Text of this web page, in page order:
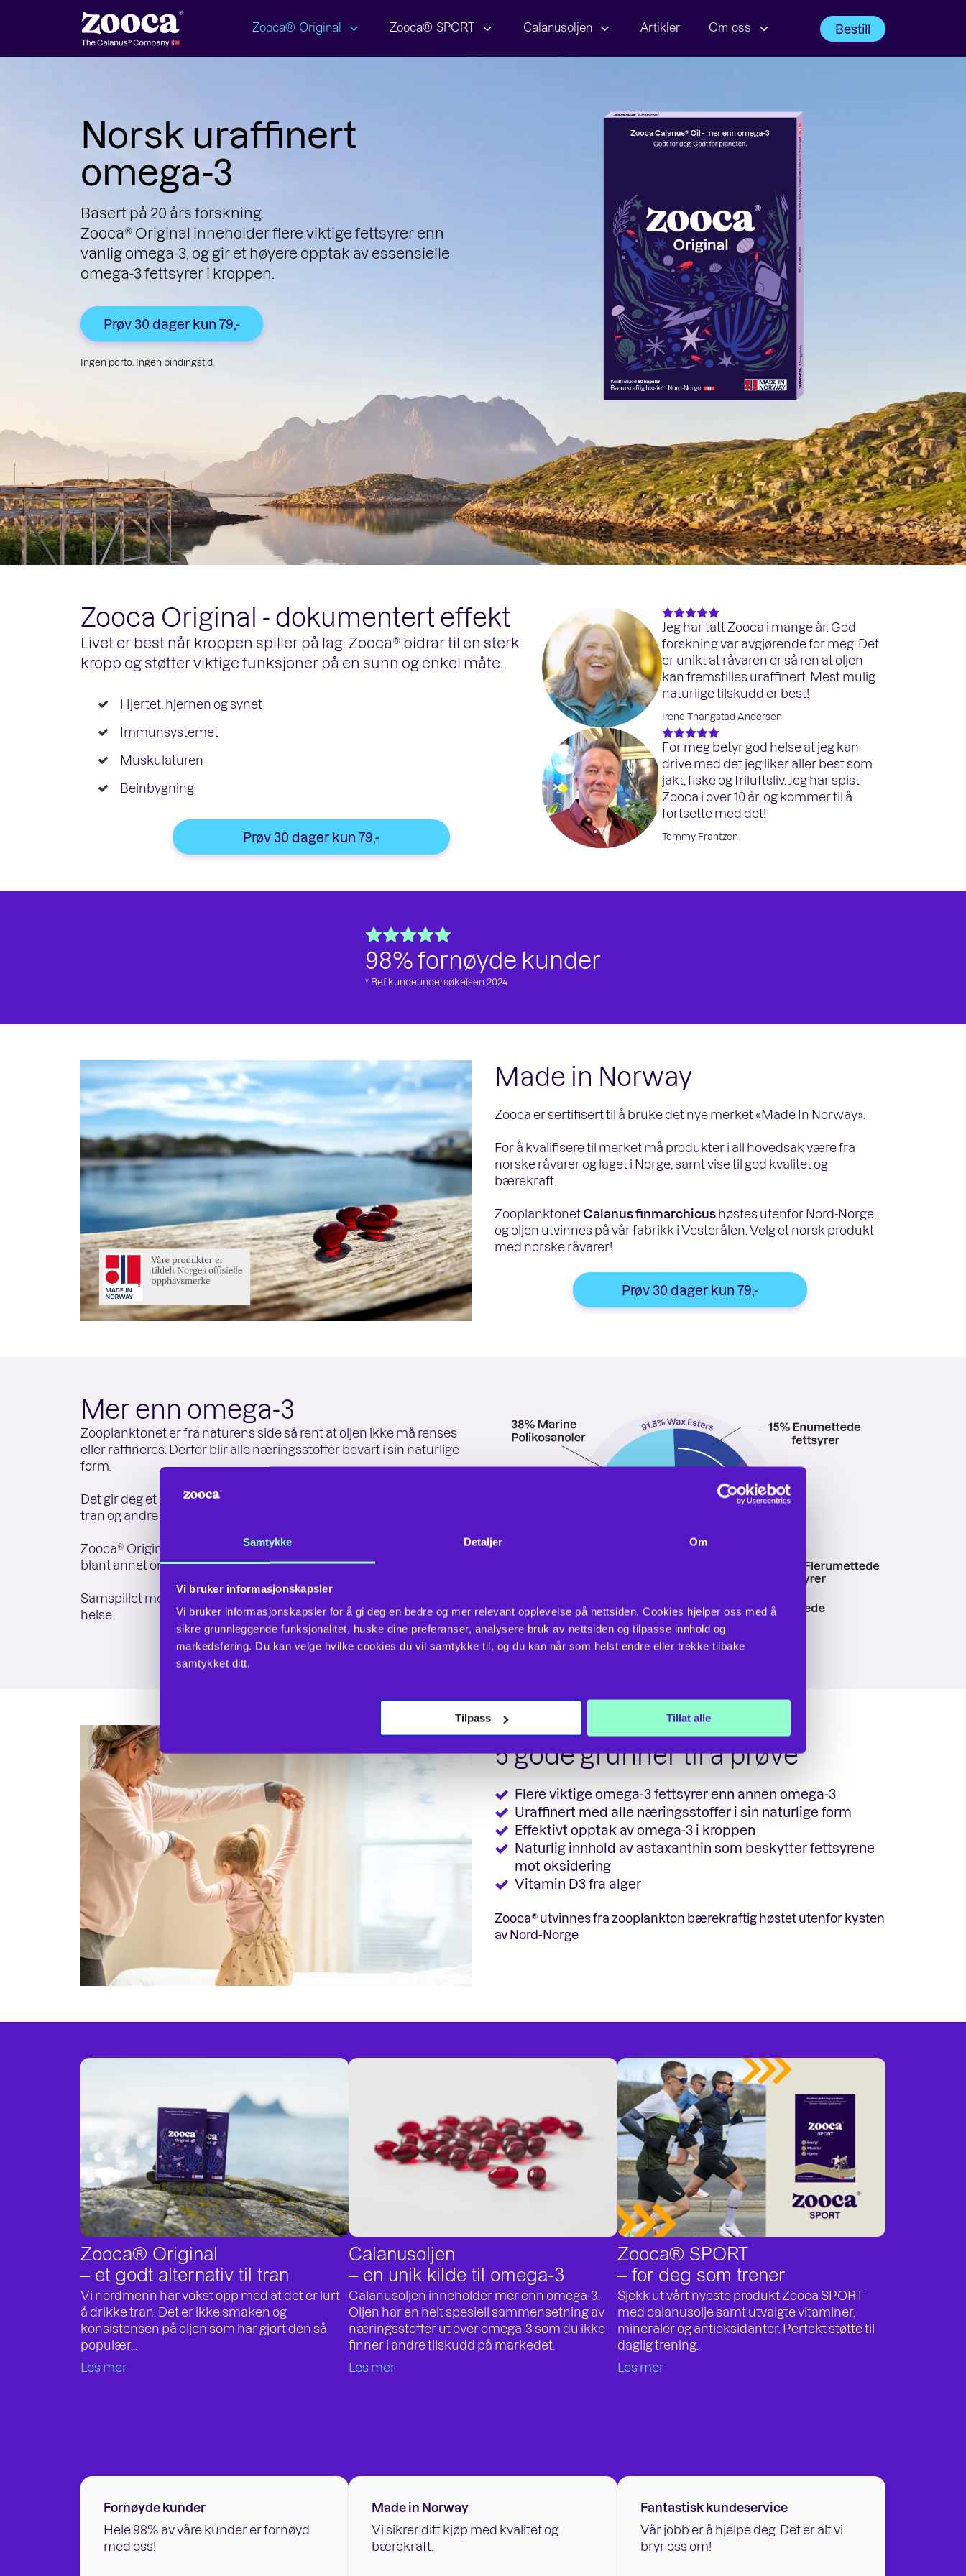
Samtykke Detaljer Om
Vi bruker informasjonskapsler
Vi bruker informasjonskapsler for å gi deg en bedre og mer relevant opplevelse på nettsiden. Cookies hjelper oss med å
sikre grunnleggende funksjonalitet, huske dine preferanser, analysere bruk av nettsiden og tilpasse innhold og
markedsføring. Du kan velge hvilke cookies du vil samtykke til, og du kan når som helst endre eller trekke tilbake
samtykket ditt.
Tilpass Tillat alle
Zooca® Original Zooca® SPORT Calanusoljen Artikler Om oss Bestill
Norsk uraffinert
omega-3
Basert på 20 års forskning.
Zooca® Original inneholder flere viktige fettsyrer enn
vanlig omega-3, og gir et høyere opptak av essensielle
omega-3 fettsyrer i kroppen.
Prøv 30 dager kun 79,-
Ingen porto. Ingen bindingstid.
Zooca Original - dokumentert effekt
Livet er best når kroppen spiller på lag. Zooca® bidrar til en sterk
kropp og støtter viktige funksjoner på en sunn og enkel måte.
Hjertet, hjernen og synet
Immunsystemet
Muskulaturen
Beinbygning
Prøv 30 dager kun 79,-
Jeg har tatt Zooca i mange år. God
forskning var avgjørende for meg. Det
er unikt at råvaren er så ren at oljen
kan fremstilles uraffinert. Mest mulig
naturlige tilskudd er best!
Irene Thangstad Andersen
For meg betyr god helse at jeg kan
drive med det jeg liker aller best som
jakt, fiske og friluftsliv. Jeg har spist
Zooca i over 10 år, og kommer til å
fortsette med det!
Tommy Frantzen
98% fornøyde kunder
* Ref kundeundersøkelsen 2024
Made in Norway
Zooca er sertifisert til å bruke det nye merket «Made In Norway».
For å kvalifisere til merket må produkter i all hovedsak være fra
norske råvarer og laget i Norge, samt vise til god kvalitet og
bærekraft.
ZooplanktonetCalanus finmarchicus høstes utenfor Nord-Norge,
og oljen utvinnes på vår fabrikk i Vesterålen. Velg et norsk produkt
med norske råvarer!
Prøv 30 dager kun 79,-
Mer enn omega-3
Zooplanktonet er fra naturens side så rent at oljen ikke må renses
eller raffineres. Derfor blir alle næringsstoffer bevart i sin naturlige
form.
Det gir deg et unikt spekter av næringsstoffer, sammenlignet med
tran og andre omega-3 produkter fra fisk.
Zooca® Original inneholder over 40 ulike sunne næringsstoffer,
blant annet omega-3, astaxanthin, polikosanoler og vitamin D3.
Samspillet mellom de bioaktive næringsstoffene bidrar til god
helse.
Zooca® Original
5 gode grunner til å prøve
Flere viktige omega-3 fettsyrer enn annen omega-3
Uraffinert med alle næringsstoffer i sin naturlige form
Effektivt opptak av omega-3 i kroppen
Naturlig innhold av astaxanthin som beskytter fettsyrene
mot oksidering
Vitamin D3 fra alger
Zooca® utvinnes fra zooplankton bærekraftig høstet utenfor kysten
av Nord-Norge
Zooca® Original
– et godt alternativ til tran
Vi nordmenn har vokst opp med at det er lurt
å drikke tran. Det er ikke smaken og
konsistensen på oljen som har gjort den så
populær...
Les mer
Calanusoljen
– en unik kilde til omega-3
Calanusoljen inneholder mer enn omega-3.
Oljen har en helt spesiell sammensetning av
næringsstoffer ut over omega-3 som du ikke
finner i andre tilskudd på markedet.
Les mer
Zooca® SPORT
– for deg som trener
Sjekk ut vårt nyeste produkt Zooca SPORT
med calanusolje samt utvalgte vitaminer,
mineraler og antioksidanter. Perfekt støtte til
daglig trening.
Les mer
Fornøyde kunder
Hele 98% av våre kunder er fornøyd
med oss!
Made in Norway
Vi sikrer ditt kjøp med kvalitet og
bærekraft.
Fantastisk kundeservice
Vår jobb er å hjelpe deg. Det er alt vi
bryr oss om!